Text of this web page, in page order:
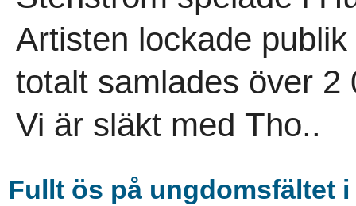
Artisten lockade
totalt samlades över 2
Vi är släkt med Tho..
Fullt ös på ungdomsfältet